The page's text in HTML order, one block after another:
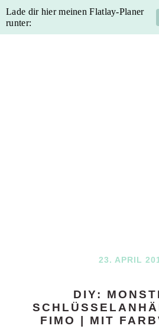
Skip
Skip
Skip
Skip
23. APRIL
DIY:
FIMO | MIT
Lade dir hier meinen Flatlay-Planer
runter: